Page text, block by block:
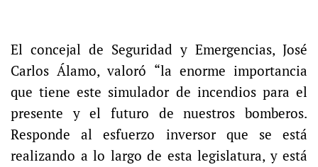
El concejal de Seguridad y Emergencias, José
Carlos Álamo, valoró “la enorme importancia
que tiene este simulador de incendios para el
presente y el futuro de nuestros bomberos.
Responde al esfuerzo inversor que se está
realizando a lo largo de esta legislatura, y está